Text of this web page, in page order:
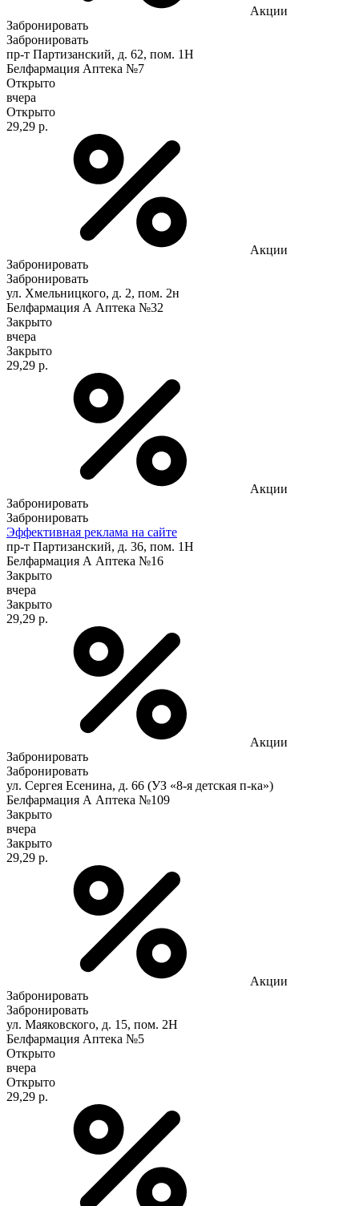
Акции
Забронировать
Забронировать
пр-т Партизанский, д. 62, пом. 1Н
Белфармация Аптека №7
Открыто
вчера
Открыто
29,29 р.
Акции
Забронировать
Забронировать
ул. Хмельницкого, д. 2, пом. 2н
Белфармация А Аптека №32
Закрыто
вчера
Закрыто
29,29 р.
Акции
Забронировать
Забронировать
Эффективная реклама на сайте
пр-т Партизанский, д. 36, пом. 1Н
Белфармация А Аптека №16
Закрыто
вчера
Закрыто
29,29 р.
Акции
Забронировать
Забронировать
ул. Сергея Есенина, д. 66 (УЗ «8-я детская п-ка»)
Белфармация А Аптека №109
Закрыто
вчера
Закрыто
29,29 р.
Акции
Забронировать
Забронировать
ул. Маяковского, д. 15, пом. 2Н
Белфармация Аптека №5
Открыто
вчера
Открыто
29,29 р.